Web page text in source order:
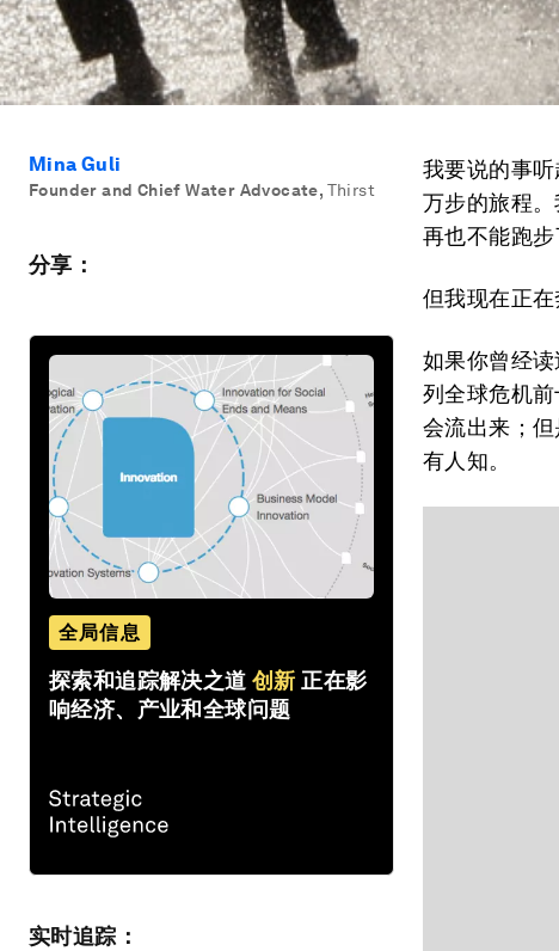
Mina Guli
Founder and Chief Water Advocate, Thirst
分享：
全局信息
探索和追踪解决之道 创新 正在影
响经济、产业和全球问题
实时追踪：
我要说的事
万步的旅程
再也不能跑步
但我现在正
如果你曾经读
列全球危机
会流出来；
有人知。